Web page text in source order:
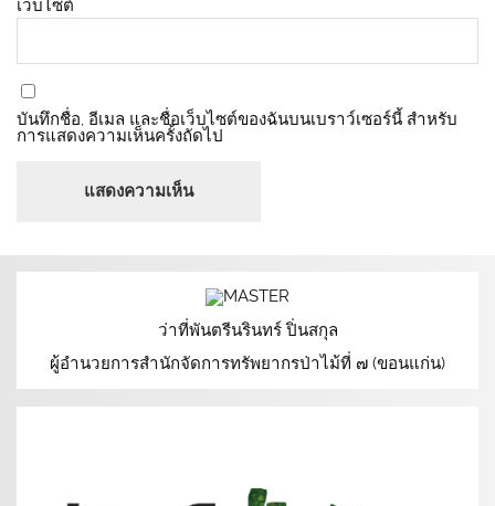
เว็บไซต์
บันทึกชื่อ, อีเมล และชื่อเว็บไซต์ของฉันบนเบราว์เซอร์นี้ สำหรับ
การแสดงความเห็นครั้งถัดไป
ว่าที่พันตรีนรินทร์ ปิ่นสกุล
ผู้อำนวยการสำนักจัดการทรัพยากรป่าไม้ที่ ๗ (ขอนแก่น)